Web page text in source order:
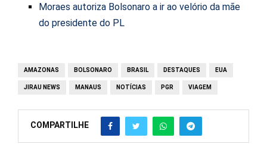
Moraes autoriza Bolsonaro a ir ao velório da mãe
do presidente do PL
AMAZONAS BOLSONARO BRASIL DESTAQUES EUA
JIRAU NEWS MANAUS NOTÍCIAS PGR VIAGEM
COMPARTILHE